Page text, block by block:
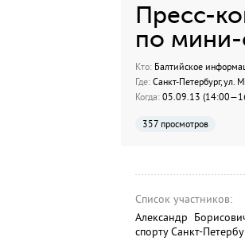
Пресс-
по мини-
Кто:Балтийское
Где:Санкт-Петербург, ул.
Когда:05.09.13
357 просмотров
Список участников:
Александр
спорту Санкт-